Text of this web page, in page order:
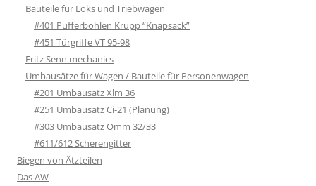
Bauteile für Loks und Triebwagen
#401 Pufferbohlen Krupp “Knapsack”
#451 Türgriffe VT 95-98
Fritz Senn mechanics
Umbausätze für Wagen / Bauteile für Personenwagen
#201 Umbausatz Xlm 36
#251 Umbausatz Ci-21 (Planung)
#303 Umbausatz Omm 32/33
#611/612 Scherengitter
Biegen von Ätzteilen
Das AW